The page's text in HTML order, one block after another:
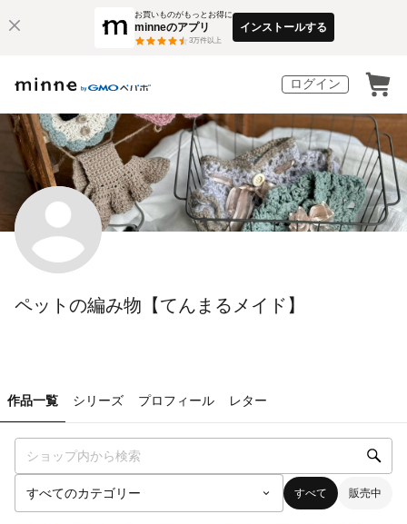
お買いものがもっとお得に
minneのアプリ
3万件以上
インストールする
ログイン
ペットの編み物【てんまるメイド】
作品一覧 シリーズ プロフィール レター
すべて 販売中